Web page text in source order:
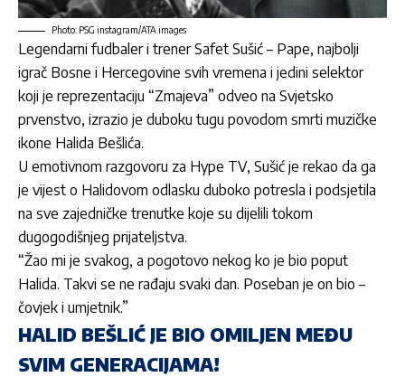
Photo: PSG instagram/ATA images
Legendarni fudbaler i trenerSafet Sušić – Pape, najbolji
igrač Bosne i Hercegovine svih vremena i jedini selektor
koji je reprezentaciju “Zmajeva” odveo na Svjetsko
prvenstvo, izrazio je duboku tugu povodom smrti muzičke
ikone Halida Bešlića.
U emotivnom razgovoru za Hype TV, Sušić je rekao da ga
je vijest o Halidovom odlasku duboko potresla i podsjetila
na sve zajedničke trenutke koje su dijelili tokom
dugogodišnjeg prijateljstva.
“Žao mi je svakog, a pogotovo nekog ko je bio poput
Halida. Takvi se ne rađaju svaki dan. Poseban je on bio –
čovjek i umjetnik.”
HALID BEŠLIĆ JE BIO OMILJEN MEĐU
SVIM GENERACIJAMA!